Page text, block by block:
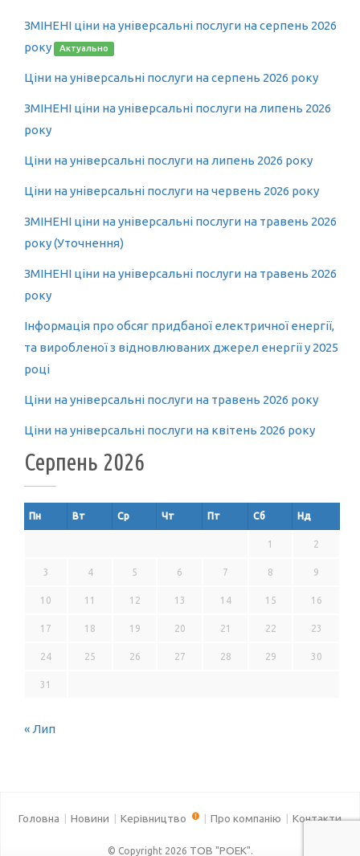
ЗМІНЕНІ ціни на універсальні послуги на серпень 2026
року
Актуально
Ціни на універсальні послуги на серпень 2026 року
ЗМІНЕНІ ціни на універсальні послуги на липень 2026
року
Ціни на універсальні послуги на липень 2026 року
Ціни на універсальні послуги на червень 2026 року
ЗМІНЕНІ ціни на універсальні послуги на травень 2026
року (Уточнення)
ЗМІНЕНІ ціни на універсальні послуги на травень 2026
року
Інформація про обсяг придбаної електричної енергії,
та виробленої з відновлюваних джерел енергії у 2025
році
Ціни на універсальні послуги на травень 2026 року
Ціни на універсальні послуги на квітень 2026 року
Серпень 2026
Пн Вт Ср Чт Пт Сб Нд
1 2
3 4 5 6 7 8 9
10 11 12 13 14 15 16
17 18 19 20 21 22 23
24 25 26 27 28 29 30
31
« Лип
Головна Новини Керівництво Про компанію Контакти
© Copyright 2026 ТОВ "РОЕК".